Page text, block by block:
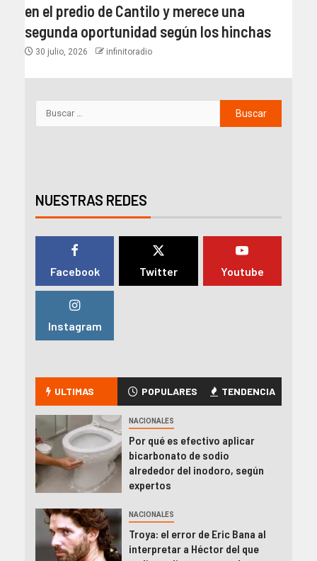
en el predio de Cantilo y merece una
segunda oportunidad según los hinchas
30 julio, 2026 infinitoradio
NUESTRAS REDES
Facebook Twitter Youtube
Instagram
ULTIMAS POPULARES TENDENCIA
NACIONALES
Por qué es efectivo aplicar
bicarbonato de sodio
alrededor del inodoro, según
expertos
NACIONALES
Troya: el error de Eric Bana al
interpretar a Héctor del que